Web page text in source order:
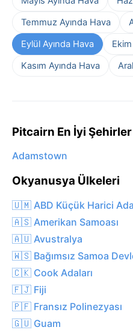
Temmuz Ayında Hava
Eylül Ayında Hava
Kasım Ayında Hava
Pitcairn En İyi Şehirler
Adamstown
Okyanusya Ülkeleri
🇺🇲 ABD Küçük Harici
🇦🇸 Amerikan Samoası
🇦🇺 Avustralya
🇼🇸 Bağımsız Samoa
🇨🇰 Cook Adaları
🇫🇯 Fiji
🇵🇫 Fransız Polinezyası
🇬🇺 Guam